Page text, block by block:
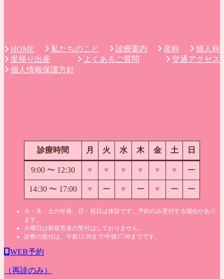
HOME 私たちのこと 診療案内 産科
婦人科
里帰り出産
よくあるご質問
交通アクセス
個人情報保護方針
診療時間 月 火 水 木 金 土 日
9:00 〜 12:30 ♥ ♥ ♥ ♥ ♥ ♥ ー
14:30 〜 17:00 ♥ ー ♥ ー ♥ ー ー
火・木・土の午後、日・祝日は休診です。予約のみ受付する場合があり
ます。
火曜日は新規患者の受付はしておりません。
診察の受付は、午前12:30まで/午後17:00までです。
WEB予約
（再診のみ）